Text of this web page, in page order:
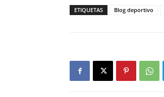
ETIQUETAS Blog deportivo